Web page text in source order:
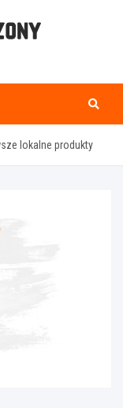
lokalne produkty